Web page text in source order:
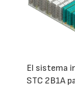
El sistema
STC 2B1A